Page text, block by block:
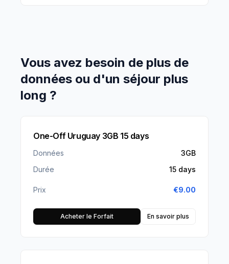
Vous avez besoin de plus de
données ou d'un séjour plus
long ?
One-Off Uruguay 3GB 15 days
Données
3GB
Durée
15 days
Prix €9.00
Acheter le Forfait En savoir plus